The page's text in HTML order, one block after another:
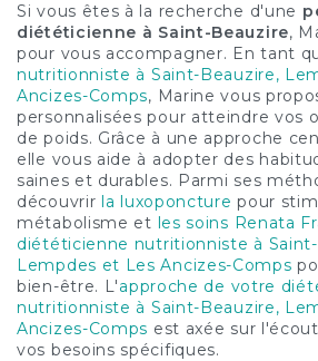
Si vous êtes à la recherche d'une
diététicienne à Saint-Beauzire,
pour vous accompagner. En tant
nutritionniste à Saint-Beauzire,
Ancizes-Comps, Marine vous
personnalisées pour atteindre vos
de poids. Grâce à une approche
elle vous aide à adopter des
saines et durables. Parmi ses
découvrir la luxoponcture pour
métabolisme et les soins Renata
diététicienne nutritionniste à
Lempdes et Les Ancizes-Comps
bien-être. L'approche de votre
nutritionniste à Saint-Beauzire,
Ancizes-Comps est axée sur
vos besoins spécifiques.